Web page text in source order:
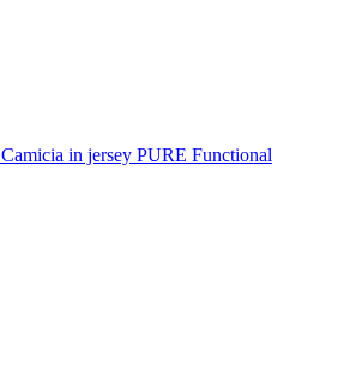
Camicia in jersey PURE Functional